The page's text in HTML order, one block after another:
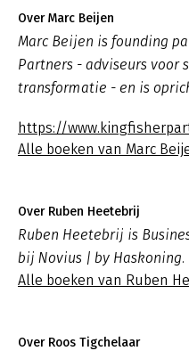
Over Marc Beijen
Marc Beijen is founding
Partners - adviseurs voor
transformatie - en is
https://
Alle boeken van Marc
Over Ruben Heetebrij
Ruben Heetebrij is
bij Novius | by Haskoning.
Alle boeken van Ruben
Over Roos Tigchelaar